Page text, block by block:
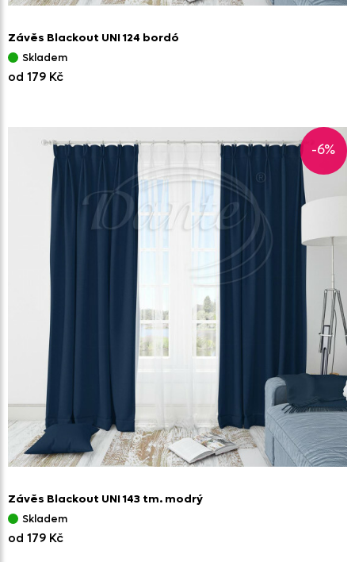
Závěs Blackout UNI 124 bordó
Skladem
od 179 Kč
-6%
Závěs Blackout UNI 143 tm. modrý
Skladem
od 179 Kč